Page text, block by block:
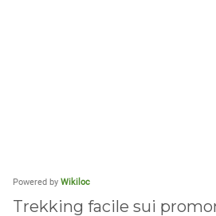
Powered by Wikiloc
Trekking facile sui